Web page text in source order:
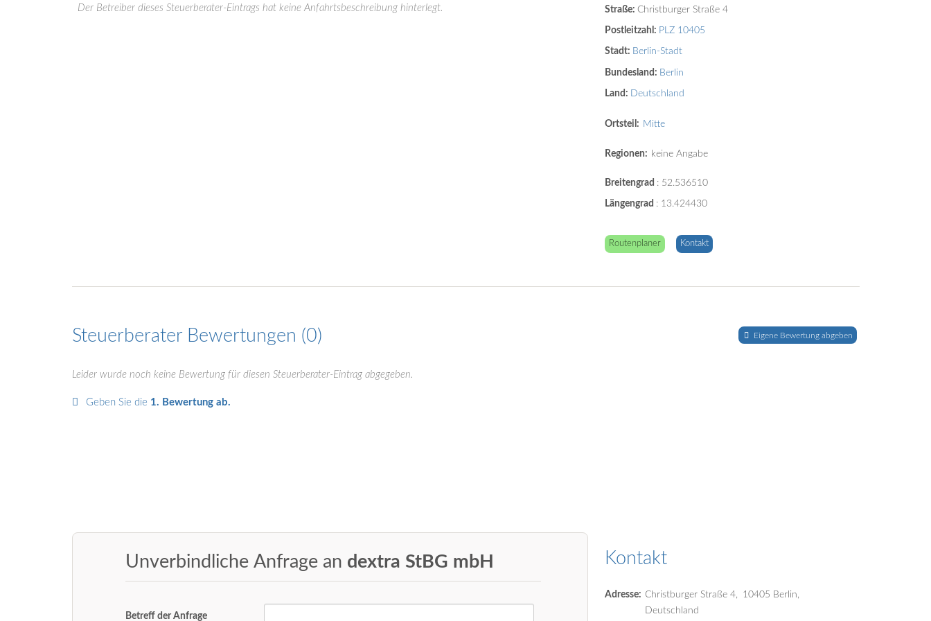
Der Betreiber dieses Steuerberater-Eintrags hat keine Anfahrtsbeschreibung hinterlegt. Straße:Christburger Straße 4
Postleitzahl: PLZ 10405
Stadt: Berlin-Stadt
Bundesland: Berlin
Land: Deutschland
Ortsteil: Mitte
Regionen: keine Angabe
Breitengrad : 52.536510
Längengrad : 13.424430
Routenplaner Kontakt
Steuerberater Bewertungen 0 Eigene Bewertung abgeben
Leider wurde noch keine Bewertung für diesen Steuerberater-Eintrag abgegeben.
Geben Sie die 1. Bewertung ab.
Unverbindliche Anfrage an dextra StBG mbH
Betreff der Anfrage
Kontakt
Adresse: Christburger Straße 4 10405 Berlin
Deutschland